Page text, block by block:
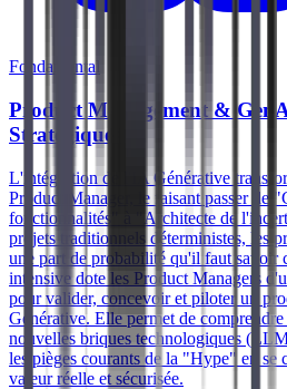
Fondamental
Product Management &
Stratégiques
L'intégration de l'IA Générative
Product Manager, le faisant passer de
fonctionnalités" à "Architecte de
projets traditionnels déterministes, les
une part de probabilité qu'il faut savoir
intensive dote les Product Managers
pour valider, concevoir et piloter un
Générative. Elle permet de
nouvelles briques technologiques
les pièges courants de la "Hype" en se
valeur réelle et sécurisée.